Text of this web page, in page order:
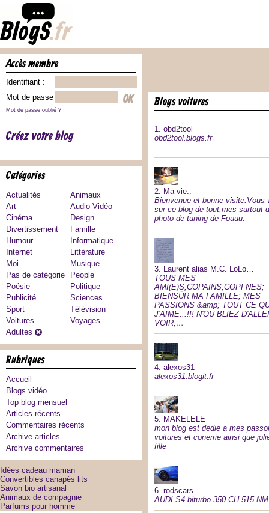
accès membre
Identifiant :
Mot de passe :
Mot de passe oublié ?
Créez votre blog
catégories
Actualités
Animaux
Art
Audio-Vidéo
Cinéma
Design
Divertissement
Famille
Humour
Informatique
Internet
Littérature
Moi
Musique
Pas de catégorie
People
Poésie
Politique
Publicité
Sciences
Sport
Télévision
Voitures
Voyages
Adultes
rubriques
Accueil
Blogs vidéo
Top blog mensuel
Articles récents
Commentaires récents
Archive articles
Archive commentaires
Idées cadeau maman
Convertibles canapés lits
Savon bio artisanal
Animaux de compagnie
Parfums pour homme
blogs voitures
1. obd2tool
obd2tool.blogs.fr
2. Ma vie..
Bienvenue et bonne visite.Vous
sur ce blog de tout,mes surtout
photo de tuning de Fouuu.
3. Laurent alias M.C. LoLo…
TOUS MES
AMI(E)S,COPAINS,COPI NES;
BIENSÛR MA FAMILLE; MES
PASSIONS &amp; TOUT CE
J'AIME...!!! N'OU BLIEZ
VOIR,…
4. alexos31
alexos31.blogit.fr
5. MAKELELE
mon blog est dedie a mes
voitures et conerrie ainsi que
fille
6. rodscars
AUDI S4 biturbo 350 CH 515 NM